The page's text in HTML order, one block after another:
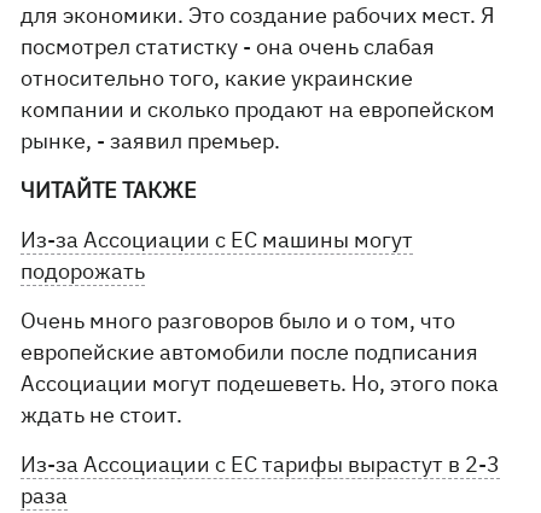
для экономики. Это создание рабочих мест. Я
посмотрел статистку - она очень слабая
относительно того, какие украинские
компании и сколько продают на европейском
рынке, - заявил премьер.
ЧИТАЙТЕ ТАКЖЕ
Из-за Ассоциации с ЕС машины могут
подорожать
Очень много разговоров было и о том, что
европейские автомобили после подписания
Ассоциации могут подешеветь. Но, этого пока
ждать не стоит.
Из-за Ассоциации с ЕС тарифы вырастут в 2-3
раза